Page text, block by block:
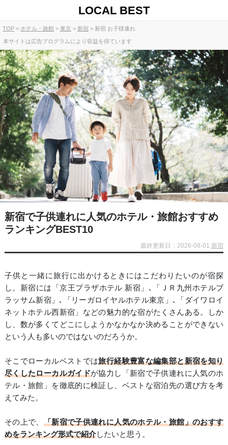
LOCAL BEST
TOP ホテル・旅館 東京 新宿 新宿 お子様連れ
本サイトは広告プログラムにより収益を得ています
新宿で子供連れに人気のホテル・旅館おすすめ
ランキングBEST10
最終更新日：2026-08-01 新宿
子供と一緒に旅行に出かけるときにはこだわりたいのが宿探
し。新宿には「京王プラザホテル 新宿」､「ＪＲ九州ホテルブ
ラッサム新宿」､「リーガロイヤルホテル東京」､「ダイワロイ
ネットホテル西新宿」などの魅力的な宿がたくさんある。しか
し、数が多くてどこにしようかなかなか決めることができない
という人も多いのではないのだろうか。
そこでローカルベストでは旅行経験豊富な編集部と新宿を知り
尽くしたローカルガイドが協力し「新宿で子供連れに人気のホ
テル・旅館」を徹底的に検証し、ベストな宿泊先の選び方を考
えてみた。
その上で、 「新宿で子供連れに人気のホテル・旅館」のおすす
めをランキング形式で紹介したいと思う。